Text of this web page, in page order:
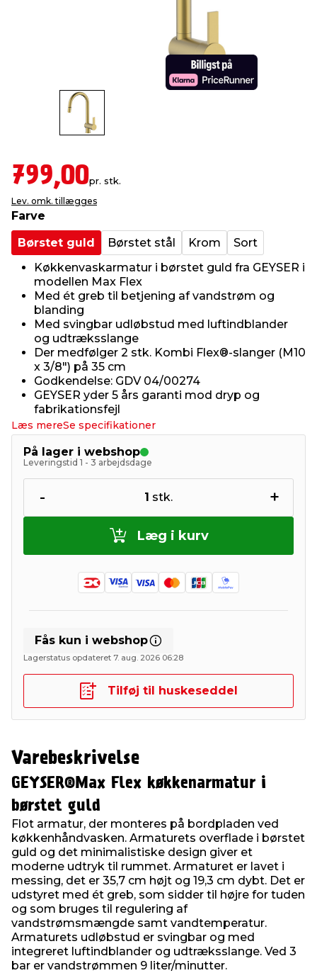
& ukrudt
& standere
& syltning
799,00pr. stk.
Lev. omk. tillægges
Farve
Børstet guld
Børstet stål Krom
Sort
Køkkenvaskarmatur i børstet guld fra GEYSER i
modellen Max Flex
Med ét greb til betjening af vandstrøm og
blanding
Med svingbar udløbstud med luftindblander
og udtræksslange
Der medfølger 2 stk. Kombi Flex®-slanger (M10
x 3/8") på 35 cm
Godkendelse: GDV 04/00274
GEYSER yder 5 års garanti mod dryp og
fabrikationsfejl
Læs mereSe specifikationer
På lager i webshop
Leveringstid 1 - 3 arbejdsdage
- 1 stk. +
Læg i kurv
Fås kun i webshop
Lagerstatus opdateret 7. aug. 2026 06:28
Tilføj til huskeseddel
Varebeskrivelse
GEYSER®Max Flex køkkenarmatur i
børstet guld
Flot armatur, der monteres på bordpladen ved
køkkenhåndvasken. Armaturets overflade i børstet
guld og det minimalistiske design giver et
moderne udtryk til rummet. Armaturet er lavet i
messing, det er 35,7 cm højt og 19,3 cm dybt. Det er
udstyret med ét greb, som sidder til højre for tuden
og som bruges til regulering af
vandstrømsmængde samt vandtemperatur.
Armaturets udløbstud er svingbar og med
integreret luftindblander og udtræksslange. Ved 3
bar er vandstrømmen 9 liter/minutter.